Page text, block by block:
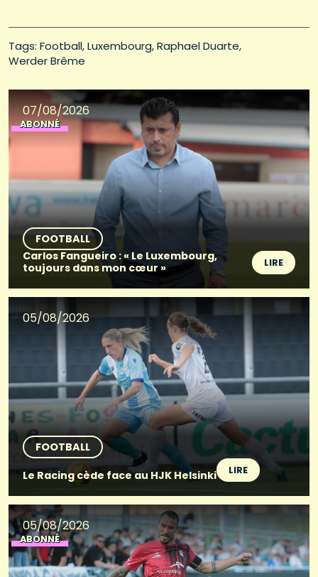
Tags: Football Luxembourg Raphael Duarte
Werder Brême
07/08/2026
ABONNÉ
FOOTBALL
Carlos Fangueiro : « Le Luxembourg,
toujours dans mon cœur »
LIRE
05/08/2026
FOOTBALL
Le Racing cède face au HJK Helsinki
LIRE
05/08/2026
ABONNÉ